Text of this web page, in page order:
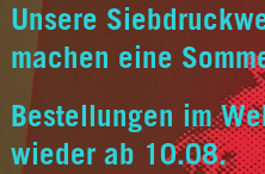
Unsere
machen eine
Bestellungen im
wieder ab 10.08.